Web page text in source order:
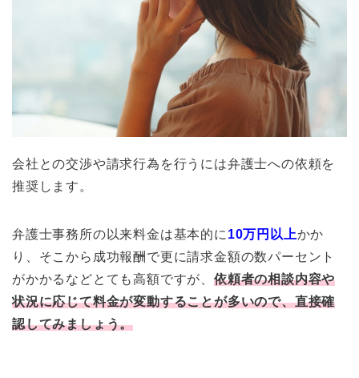
会社との交渉や請求行為を行うには弁護士への依頼を
推奨します。
弁護士事務所の以来料金は基本的に 10万円以上かか
り、そこから成功報酬で更に請求金額の数パーセント
がかかるなどとても高額ですが、依頼者の相談内容や
状況に応じて料金が変動することが多いので、直接確
認してみましょう。